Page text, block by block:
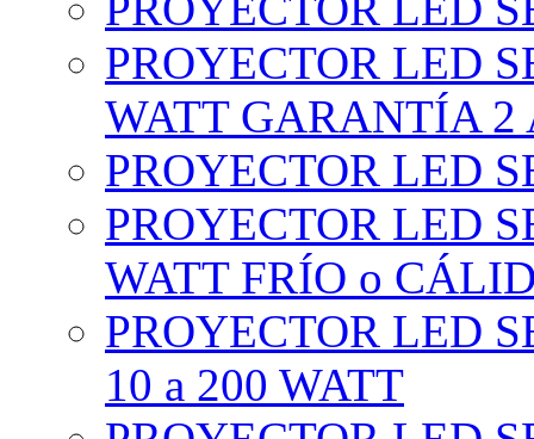
PROYECTOR LED
WATT GARANTÍA 2
PROYECTOR LED
PROYECTOR LED
WATT FRÍO o
PROYECTOR LED
10 a 200 WATT